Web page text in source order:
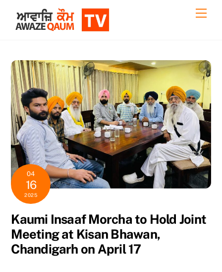
content
04
16
2025
Kaumi Insaaf Morcha to Hold Joint
Meeting at Kisan Bhawan,
Chandigarh on April 17